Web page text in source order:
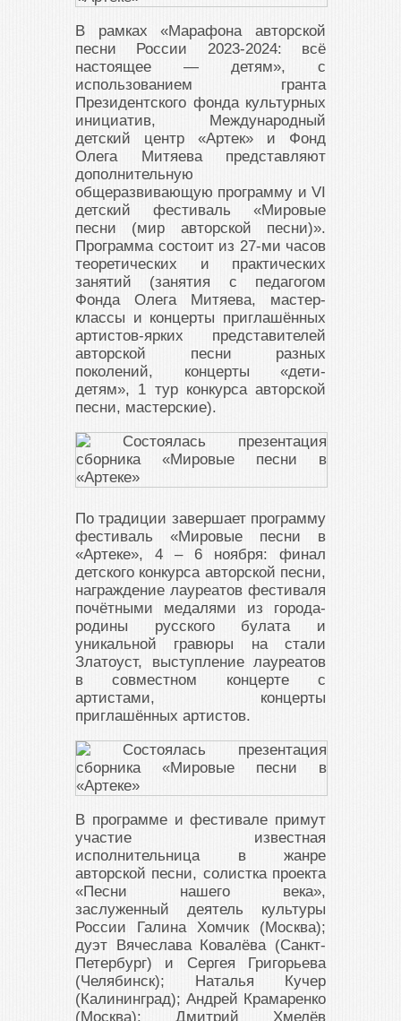
В рамках «Марафона авторской
песни России 2023-2024: всё
настоящее — детям», с
использованием гранта
Президентского фонда культурных
инициатив, Международный
детский центр «Артек» и Фонд
Олега Митяева представляют
дополнительную
общеразвивающую программу и VI
детский фестиваль «Мировые
песни (мир авторской песни)».
Программа состоит из 27-ми часов
теоретических и практических
занятий (занятия с педагогом
Фонда Олега Митяева, мастер-
классы и концерты приглашённых
артистов-ярких представителей
авторской песни разных
поколений, концерты «дети-
детям», 1 тур конкурса авторской
песни, мастерские).
По традиции завершает программу
фестиваль «Мировые песни в
«Артеке», 4 – 6 ноября: финал
детского конкурса авторской песни,
награждение лауреатов фестиваля
почётными медалями из города-
родины русского булата и
уникальной гравюры на стали
Златоуст, выступление лауреатов
в совместном концерте с
артистами, концерты
приглашённых артистов.
В программе и фестивале примут
участие известная
исполнительница в жанре
авторской песни, солистка проекта
«Песни нашего века»,
заслуженный деятель культуры
России Галина Хомчик (Москва);
дуэт Вячеслава Ковалёва (Санкт-
Петербург) и Сергея Григорьева
(Челябинск); Наталья Кучер
(Калининград); Андрей Крамаренко
(Москва); Дмитрий Хмелёв